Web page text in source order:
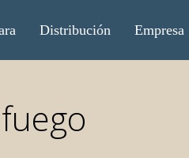
Distribución Empresa